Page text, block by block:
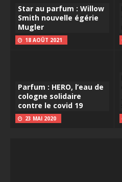
Star au parfum : Willow
Smith nouvelle égérie
Mugler
18 AOÛT 2021
Parfum : HERO, l’eau de
cologne solidaire
contre le covid 19
23 MAI 2020